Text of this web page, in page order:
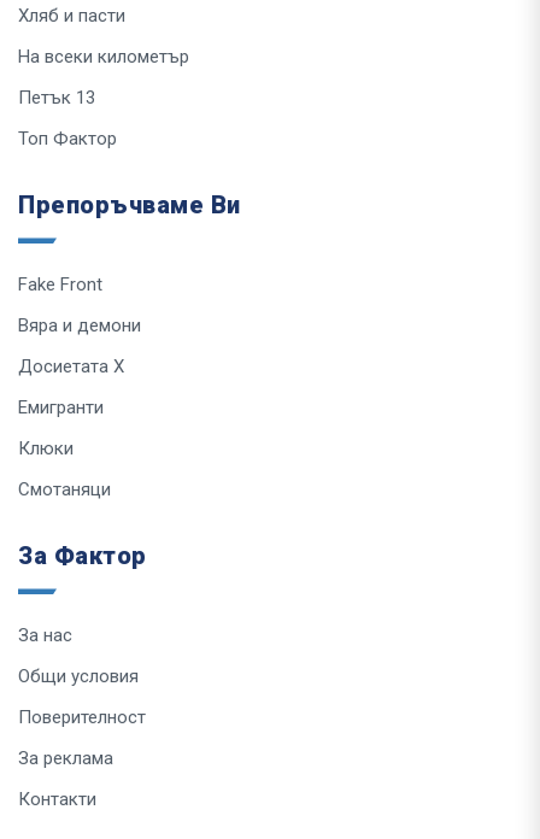
Хляб и пасти
На всеки километър
Петък 13
Топ Фактор
Препоръчваме Ви
Fake Front
Вяра и демони
Досиетата Х
Емигранти
Клюки
Смотаняци
За Фактор
За нас
Общи условия
Поверителност
За реклама
Контакти